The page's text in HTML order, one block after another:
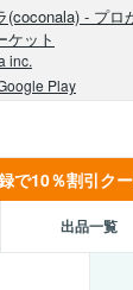
で10％割引ク
出品一覧